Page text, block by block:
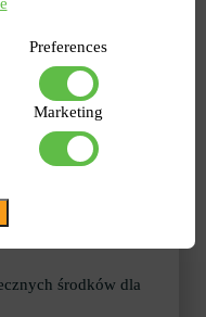
insektycydów
środek na mszyce
jak i dla zwierząt,
domowych
się ze
jest pestycyd
środków dla
Preferences
Marketing